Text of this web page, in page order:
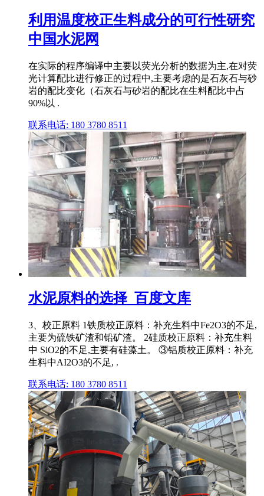
利用温度校正生料成分的可行性研究
中国水泥网
在实际的程序编译中主要以荧光分析的数据为主,在对荧
光计算配比进行修正的过程中,主要考虑的是石灰石与砂
岩的配比变化（石灰石与砂岩的配比在生料配比中占
90%以 .
联系电话: 180 3780 8511
水泥原料的选择_百度文库
3、校正原料 1铁质校正原料：补充生料中Fe2O3的不足,
主要为硫铁矿渣和铅矿渣。 2硅质校正原料：补充生料
中 SiO2的不足,主要有硅藻土。 ③铝质校正原料：补充
生料中AI2O3的不足, .
联系电话: 180 3780 8511